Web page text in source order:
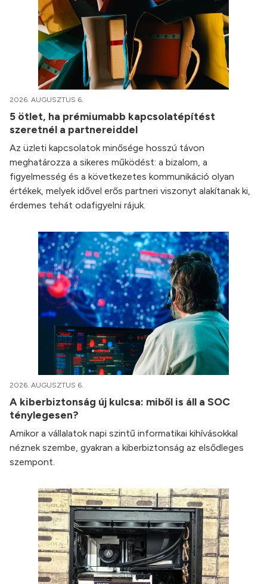
2026. AUGUSZTUS 6.
5 ötlet, ha prémiumabb kapcsolatépítést
szeretnél a partnereiddel
Az üzleti kapcsolatok minősége hosszú távon
meghatározza a sikeres működést: a bizalom, a
figyelmesség és a következetes kommunikáció olyan
értékek, melyek idővel erős partneri viszonyt alakítanak ki,
érdemes tehát odafigyelni rájuk.
2026. AUGUSZTUS 6.
A kiberbiztonság új kulcsa: miből is áll a SOC
ténylegesen?
Amikor a vállalatok napi szintű informatikai kihívásokkal
néznek szembe, gyakran a kiberbiztonság az elsődleges
szempont.